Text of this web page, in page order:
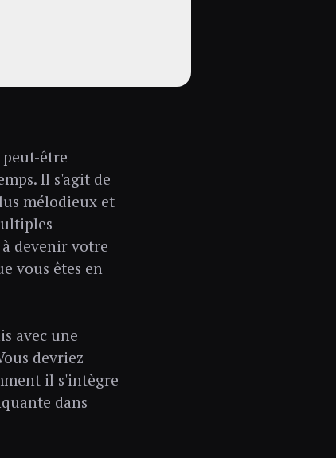
peut-être
Il s'agit de
mélodieux et
devenir votre
vous êtes en
avec une
devriez
il s'intègre
dans